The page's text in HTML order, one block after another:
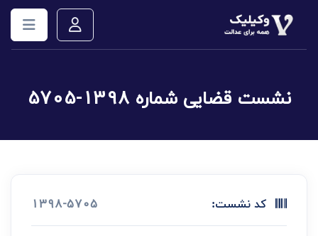
نشست قضایی شماره 1398-5705
کد نشست: 1398-5705